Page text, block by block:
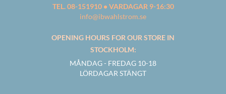
TEL. 08-151910 • VARDAGAR 9-16:30
info@ibwahlstrom.se
OPENING HOURS FOR OUR STORE IN
STOCKHOLM:
MÅNDAG - FREDAG 10-18
LÖRDAGAR STÄNGT